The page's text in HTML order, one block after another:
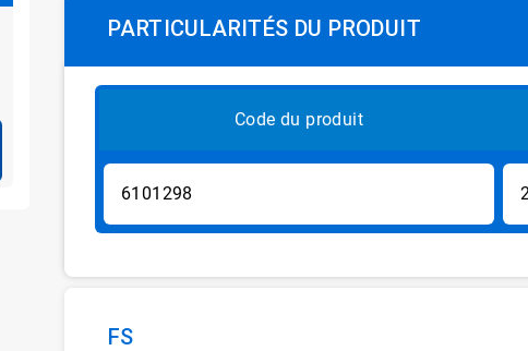
PARTICULARITÉS DU PRODUIT
Code du produit
6101298
FS